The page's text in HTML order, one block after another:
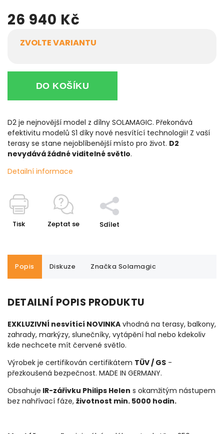
26 940 Kč
ZVOLTE VARIANTU
DO KOŠÍKU
D2 je nejnovější model z dílny SOLAMAGIC. Překonává
efektivitu modelů S1 díky nové nesvítící technologii! Z vaší
terasy se stane nejoblíbenější místo pro život. D2
nevydává žádné viditelné světlo.
Detailní informace
Tisk Zeptat se Sdílet
Popis Diskuze Značka Solamagic
DETAILNÍ POPIS PRODUKTU
EXKLUZIVNÍ nesvítící NOVINKA vhodná na terasy, balkony,
zahrady, markýzy, slunečníky, vytápění hal nebo kdekoliv
kde nechcete mít červené světlo.
Výrobek je certifikován certifikátem TÜV / GS -
přezkoušená bezpečnost. MADE IN GERMANY.
Obsahuje IR-zářivku Philips Helen s okamžitým nástupem
bez nahřívací fáze, životnost min. 5000 hodin.